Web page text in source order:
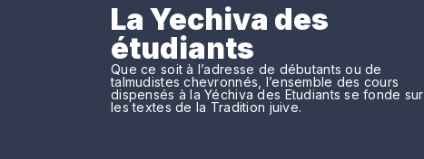
La Yechiva des
étudiants
Que ce soit à l’adresse de débutants ou de
talmudistes chevronnés, l’ensemble des cours
dispensés à la Yéchiva des Etudiants se fonde sur
les textes de la Tradition juive.